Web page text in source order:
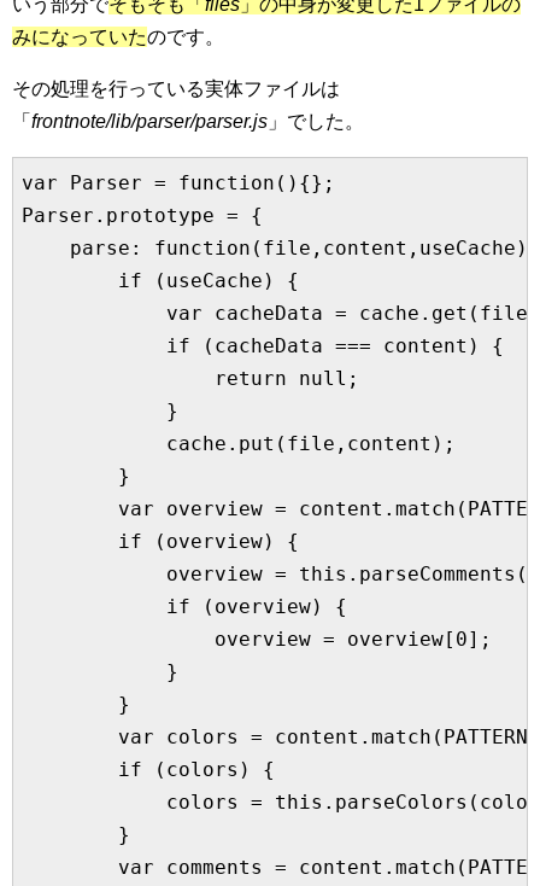
いう部分でそもそも「 files 」の中身が変更した1ファイルの
みになっていたのです。
その処理を行っている実体ファイルは
「 frontnote/lib/parser/parser.js 」でした。
var Parser = function(){};
Parser.prototype = {
parse: function(file,content,useCache)
        if (useCache) {
var cacheData =
            if (cacheData === content) {
                return null;
            }
            cache.put(file,content);
        }
var overview =
        if (overview) {
overview =
            if (overview) {
                overview = overview[0];
            }
        }
var colors =
        if (colors) {
colors =
        }
var comments =